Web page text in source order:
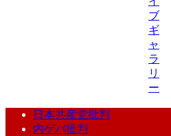
ブ
ギ
ャ
ラ
リ
ー
日本共産党批判
内ゲバ批判